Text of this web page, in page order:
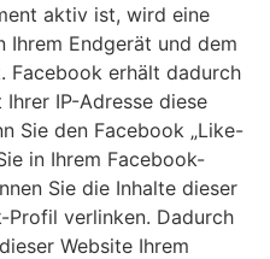
aktiv ist, wird eine
Ihrem Endgerät und dem
Facebook erhält dadurch
IP-Adresse diese
Sie den Facebook „Like-
in Ihrem Facebook-
Sie die Inhalte dieser
Profil verlinken. Dadurch
Website Ihrem